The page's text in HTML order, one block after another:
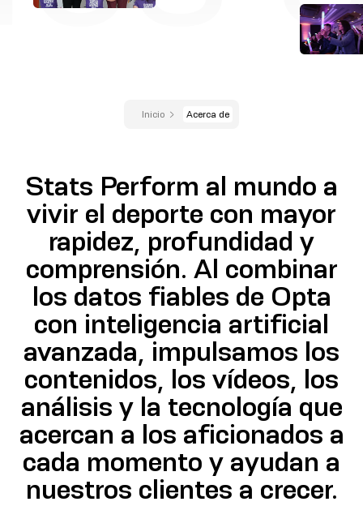
Inicio Acerca de
Stats Perform al mundo a
vivir el deporte con mayor
rapidez, profundidad y
comprensión. Al combinar
los datos fiables de Opta
con inteligencia artificial
avanzada, impulsamos los
contenidos, los vídeos, los
análisis y la tecnología que
acercan a los aficionados a
cada momento y ayudan a
nuestros clientes a crecer.